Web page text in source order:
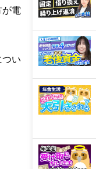
が電
つい